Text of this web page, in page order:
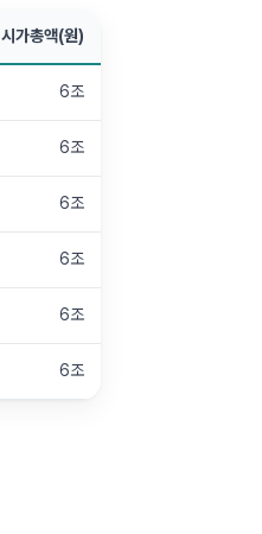
시가총액(원)
6조
6조
6조
6조
6조
6조